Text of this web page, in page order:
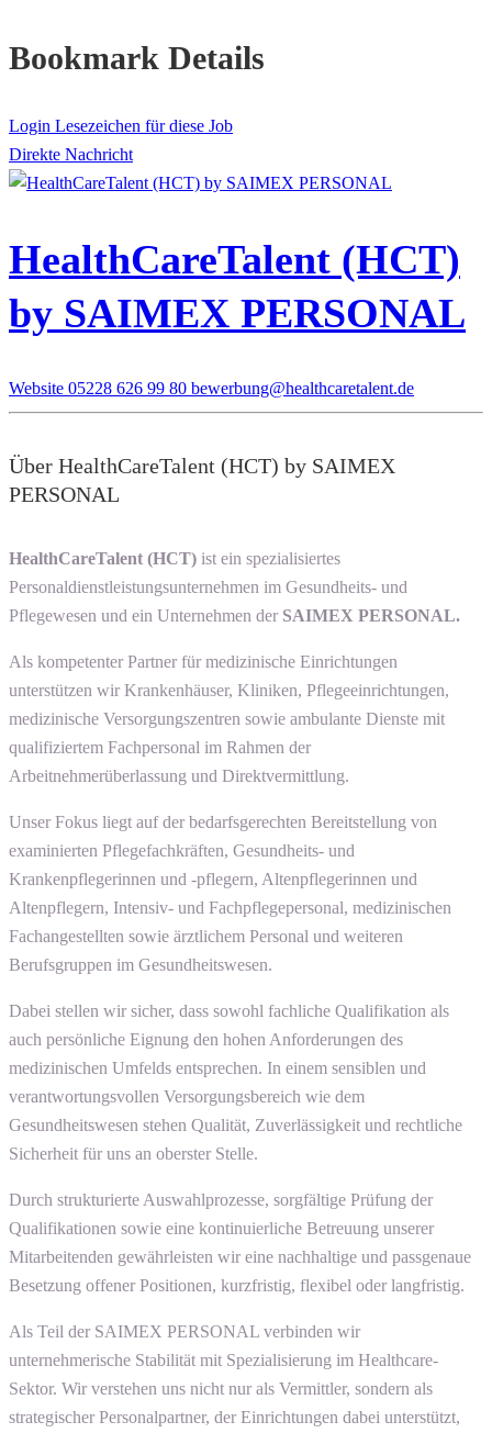
Bookmark Details
Login Lesezeichen für diese Job
Direkte Nachricht
HealthCareTalent (HCT)
by SAIMEX PERSONAL
Website 05228 626 99 80 bewerbung@healthcaretalent.de
Über HealthCareTalent (HCT) by SAIMEX
PERSONAL
HealthCareTalent (HCT) ist ein spezialisiertes
Personaldienstleistungsunternehmen im Gesundheits- und
Pflegewesen und ein Unternehmen der SAIMEX PERSONAL.
Als kompetenter Partner für medizinische Einrichtungen
unterstützen wir Krankenhäuser, Kliniken, Pflegeeinrichtungen,
medizinische Versorgungszentren sowie ambulante Dienste mit
qualifiziertem Fachpersonal im Rahmen der
Arbeitnehmerüberlassung und Direktvermittlung.
Unser Fokus liegt auf der bedarfsgerechten Bereitstellung von
examinierten Pflegefachkräften, Gesundheits- und
Krankenpflegerinnen und -pflegern, Altenpflegerinnen und
Altenpflegern, Intensiv- und Fachpflegepersonal, medizinischen
Fachangestellten sowie ärztlichem Personal und weiteren
Berufsgruppen im Gesundheitswesen.
Dabei stellen wir sicher, dass sowohl fachliche Qualifikation als
auch persönliche Eignung den hohen Anforderungen des
medizinischen Umfelds entsprechen. In einem sensiblen und
verantwortungsvollen Versorgungsbereich wie dem
Gesundheitswesen stehen Qualität, Zuverlässigkeit und rechtliche
Sicherheit für uns an oberster Stelle.
Durch strukturierte Auswahlprozesse, sorgfältige Prüfung der
Qualifikationen sowie eine kontinuierliche Betreuung unserer
Mitarbeitenden gewährleisten wir eine nachhaltige und passgenaue
Besetzung offener Positionen, kurzfristig, flexibel oder langfristig.
Als Teil der SAIMEX PERSONAL verbinden wir
unternehmerische Stabilität mit Spezialisierung im Healthcare-
Sektor. Wir verstehen uns nicht nur als Vermittler, sondern als
strategischer Personalpartner, der Einrichtungen dabei unterstützt,